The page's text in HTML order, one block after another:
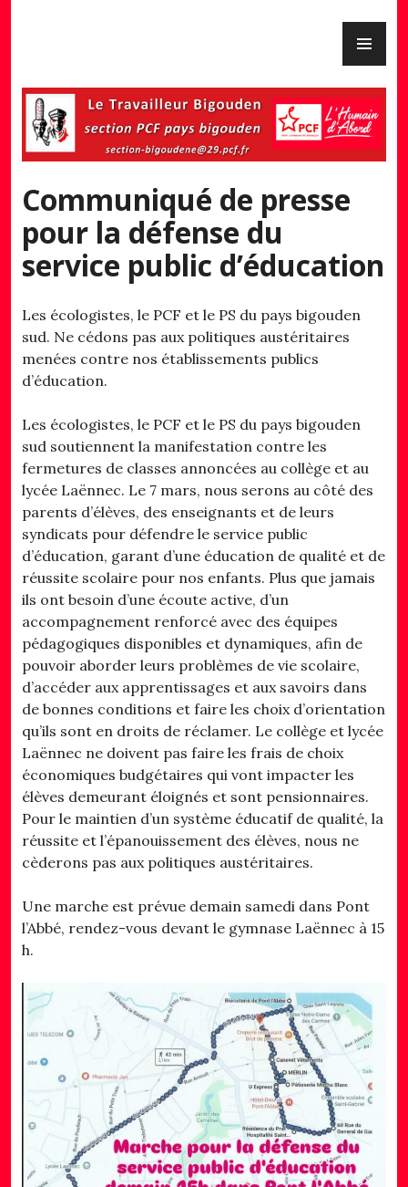
Communiqué de presse
pour la défense du
service public d’éducation
Les écologistes, le PCF et le PS du pays bigouden
sud. Ne cédons pas aux politiques austéritaires
menées contre nos établissements publics
d’éducation.
Les écologistes, le PCF et le PS du pays bigouden
sud soutiennent la manifestation contre les
fermetures de classes annoncées au collège et au
lycée Laënnec. Le 7 mars, nous serons au côté des
parents d’élèves, des enseignants et de leurs
syndicats pour défendre le service public
d’éducation, garant d’une éducation de qualité et de
réussite scolaire pour nos enfants. Plus que jamais
ils ont besoin d’une écoute active, d’un
accompagnement renforcé avec des équipes
pédagogiques disponibles et dynamiques, afin de
pouvoir aborder leurs problèmes de vie scolaire,
d’accéder aux apprentissages et aux savoirs dans
de bonnes conditions et faire les choix d’orientation
qu’ils sont en droits de réclamer. Le collège et lycée
Laënnec ne doivent pas faire les frais de choix
économiques budgétaires qui vont impacter les
élèves demeurant éloignés et sont pensionnaires.
Pour le maintien d’un système éducatif de qualité, la
réussite et l’épanouissement des élèves, nous ne
cèderons pas aux politiques austéritaires.
Une marche est prévue demain samedi dans Pont
l’Abbé, rendez-vous devant le gymnase Laënnec à 15
h.